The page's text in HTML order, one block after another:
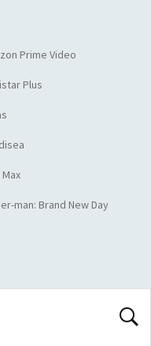
Prime Video
Plus
Max
man: Brand New Day